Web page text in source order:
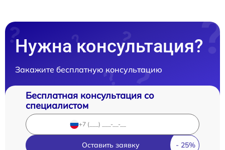
Нужна консультация?
Закажите бесплатную консультацию
Бесплатная консультация со
специалистом
Оставить заявку